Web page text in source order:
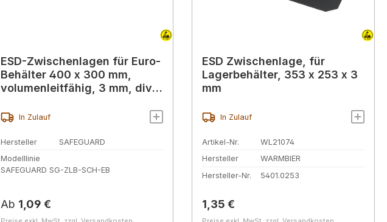
ESD-Zwischenlagen für Euro-
Behälter 400 x 300 mm,
volumenleitfähig, 3 mm, div.
In Zulauf
Hersteller
SAFEGUARD
Modelllinie
SAFEGUARD SG-ZLB-SCH-EB
Regulärer Preis:
Ab 1,09 €
ESD Zwischenlage, für
Lagerbehälter, 353 x 253 x 3
mm
In Zulauf
Artikel-Nr.
WL21074
Hersteller
WARMBIER
Hersteller-Nr.
5401.0253
Regulärer Preis:
1,35 €